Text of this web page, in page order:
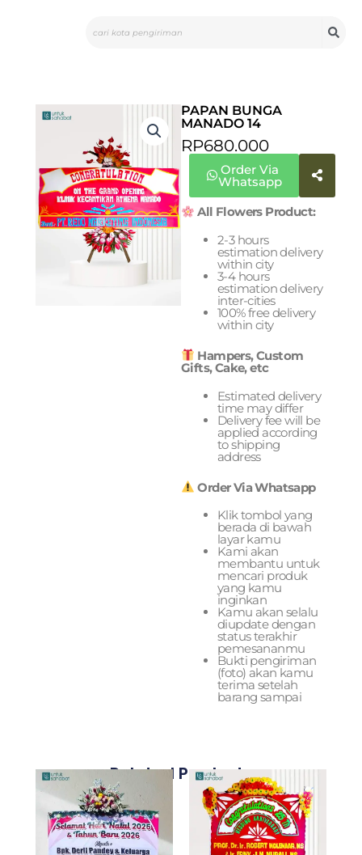
PAPAN BUNGA
MANADO 14
RP680.000
Order Via
Whatsapp
All Flowers Product:
2-3 hours
estimation delivery
within city
3-4 hours
estimation delivery
inter-cities
100% free delivery
within city
Hampers, Custom
Gifts, Cake, etc
Estimated delivery
time may differ
Delivery fee will be
applied according
to shipping
address
Order Via Whatsapp
Klik tombol yang
berada di bawah
layar kamu
Kami akan
membantu untuk
mencari produk
yang kamu
inginkan
Kamu akan selalu
diupdate dengan
status terakhir
pemesananmu
Bukti pengiriman
(foto) akan kamu
terima setelah
barang sampai
Related Products